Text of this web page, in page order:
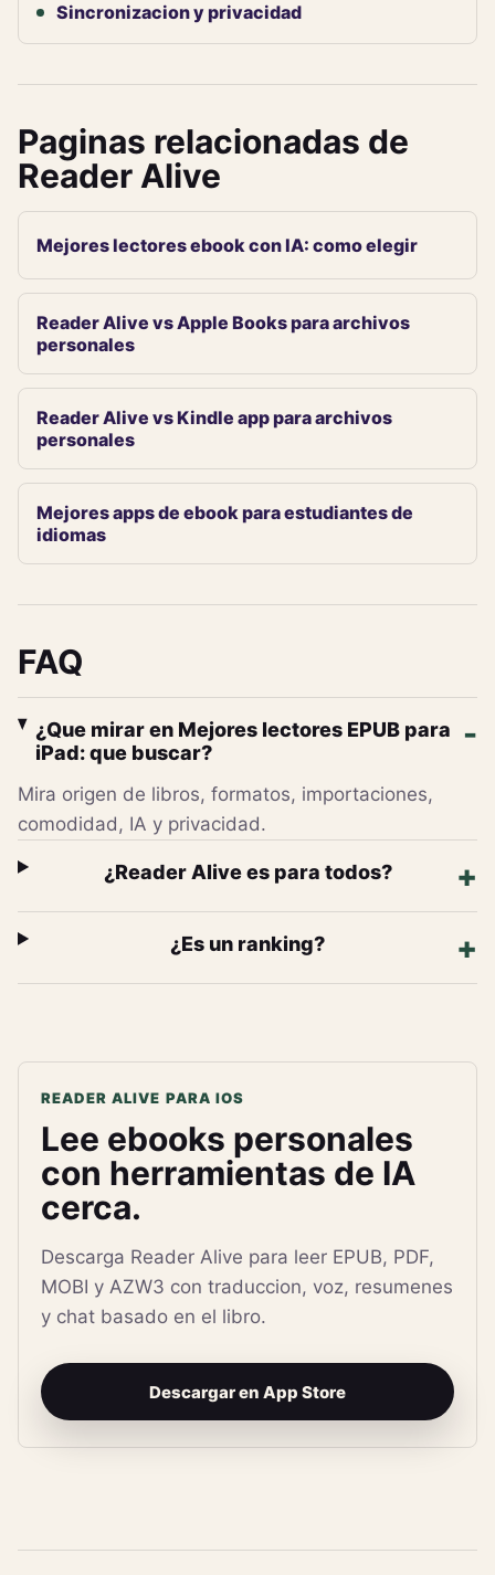
Sincronizacion y privacidad
Paginas relacionadas de
Reader Alive
Mejores lectores ebook con IA: como elegir
Reader Alive vs Apple Books para archivos
personales
Reader Alive vs Kindle app para archivos
personales
Mejores apps de ebook para estudiantes de
idiomas
FAQ
¿Que mirar en Mejores lectores EPUB para
iPad: que buscar?
Mira origen de libros, formatos, importaciones,
comodidad, IA y privacidad.
¿Reader Alive es para todos?
¿Es un ranking?
READER ALIVE PARA IOS
Lee ebooks personales
con herramientas de IA
cerca.
Descarga Reader Alive para leer EPUB, PDF,
MOBI y AZW3 con traduccion, voz, resumenes
y chat basado en el libro.
Descargar en App Store